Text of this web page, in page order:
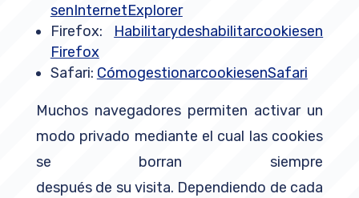
senInternetExplorer
Firefox: Habilitarydeshabilitarcookiesen
Firefox
Safari: CómogestionarcookiesenSafari
Muchos navegadores permiten activar un
modo privado mediante el cual las cookies
se borran siempre
después de su visita. Dependiendo de cada